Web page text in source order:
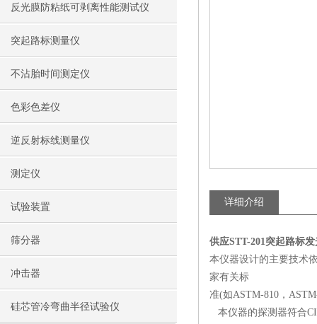
反光膜防粘纸可剥离性能测试仪
突起路标测量仪
不沾胎时间测定仪
色彩色差仪
逆反射标线测量仪
测定仪
试验装置
筛分器
冲击器
硅芯管冷弯曲半径试验仪
详细介绍
供应STT-201突起路标
本仪器设计的主要技术
家有关标
准(如ASTM-810，
本仪器的探测器符合